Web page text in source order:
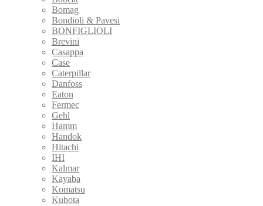
Bomag
Bondioli & Pavesi
BONFIGLIOLI
Brevini
Casappa
Case
Caterpillar
Danfoss
Eaton
Fermec
Gehl
Hamm
Handok
Hitachi
IHI
Kalmar
Kayaba
Komatsu
Kubota